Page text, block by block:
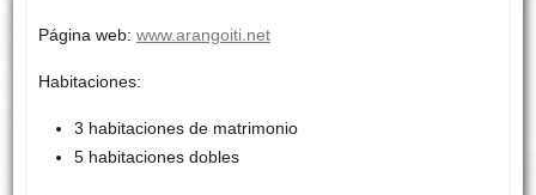
Página web: www.arangoiti.net
Habitaciones:
3 habitaciones de matrimonio
5 habitaciones dobles